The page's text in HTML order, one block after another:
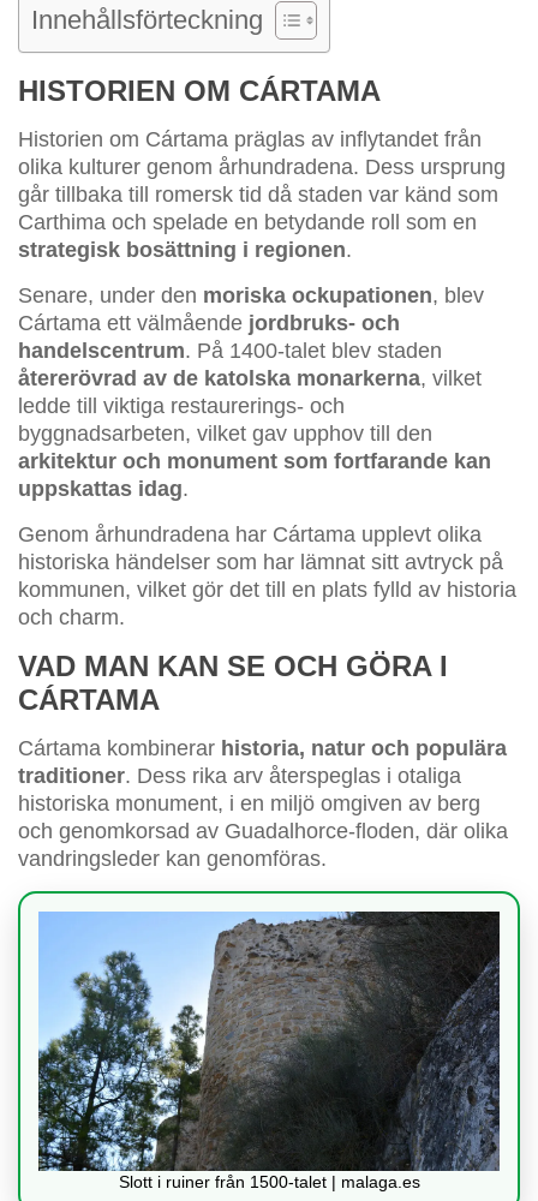
Innehållsförteckning
HISTORIEN OM CÁRTAMA
Historien om Cártama präglas av inflytandet från
olika kulturer genom århundradena. Dess ursprung
går tillbaka till romersk tid då staden var känd som
Carthima och spelade en betydande roll som en
strategisk bosättning i regionen.
Senare, under den moriska ockupationen, blev
Cártama ett välmående jordbruks- och
handelscentrum. På 1400-talet blev staden
återerövrad av de katolska monarkerna, vilket
ledde till viktiga restaurerings- och
byggnadsarbeten, vilket gav upphov till den
arkitektur och monument som fortfarande kan
uppskattas idag.
Genom århundradena har Cártama upplevt olika
historiska händelser som har lämnat sitt avtryck på
kommunen, vilket gör det till en plats fylld av historia
och charm.
VAD MAN KAN SE OCH GÖRA I
CÁRTAMA
Cártama kombinerar historia, natur och populära
traditioner. Dess rika arv återspeglas i otaliga
historiska monument, i en miljö omgiven av berg
och genomkorsad av Guadalhorce-floden, där olika
vandringsleder kan genomföras.
Slott i ruiner från 1500-talet | malaga.es